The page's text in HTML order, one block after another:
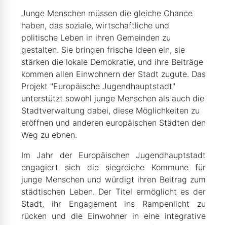
Junge Menschen müssen die gleiche Chance
haben, das soziale, wirtschaftliche und
politische Leben in ihren Gemeinden zu
gestalten. Sie bringen frische Ideen ein, sie
stärken die lokale Demokratie, und ihre Beiträge
kommen allen Einwohnern der Stadt zugute. Das
Projekt "Europäische Jugendhauptstadt"
unterstützt sowohl junge Menschen als auch die
Stadtverwaltung dabei, diese Möglichkeiten zu
eröffnen und anderen europäischen Städten den
Weg zu ebnen.
Im Jahr der Europäischen Jugendhauptstadt
engagiert sich die siegreiche Kommune für
junge Menschen und würdigt ihren Beitrag zum
städtischen Leben. Der Titel ermöglicht es der
Stadt, ihr Engagement ins Rampenlicht zu
rücken und die Einwohner in eine integrative